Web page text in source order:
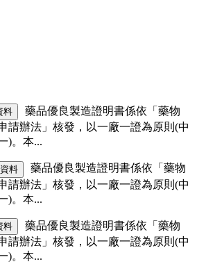
料
藥品優良製造證明書係依「藥物
請辦法」核發，以一廠一證為原則(中
)。本...
料
藥品優良製造證明書係依「藥物
請辦法」核發，以一廠一證為原則(中
)。本...
料
藥品優良製造證明書係依「藥物
請辦法」核發，以一廠一證為原則(中
)。本...